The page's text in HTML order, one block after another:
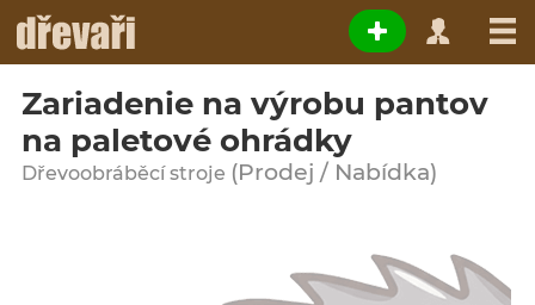
Zariadenie na výrobu pantov
na paletové ohrádky
Dřevoobráběcí stroje (Prodej / Nabídka)